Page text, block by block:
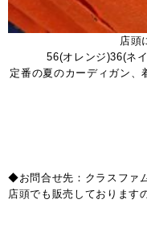
店頭
56(オレンジ)36(ネ
定番の夏のカーディガン、
◆お問合せ先：クラスファ
店頭でも販売しております